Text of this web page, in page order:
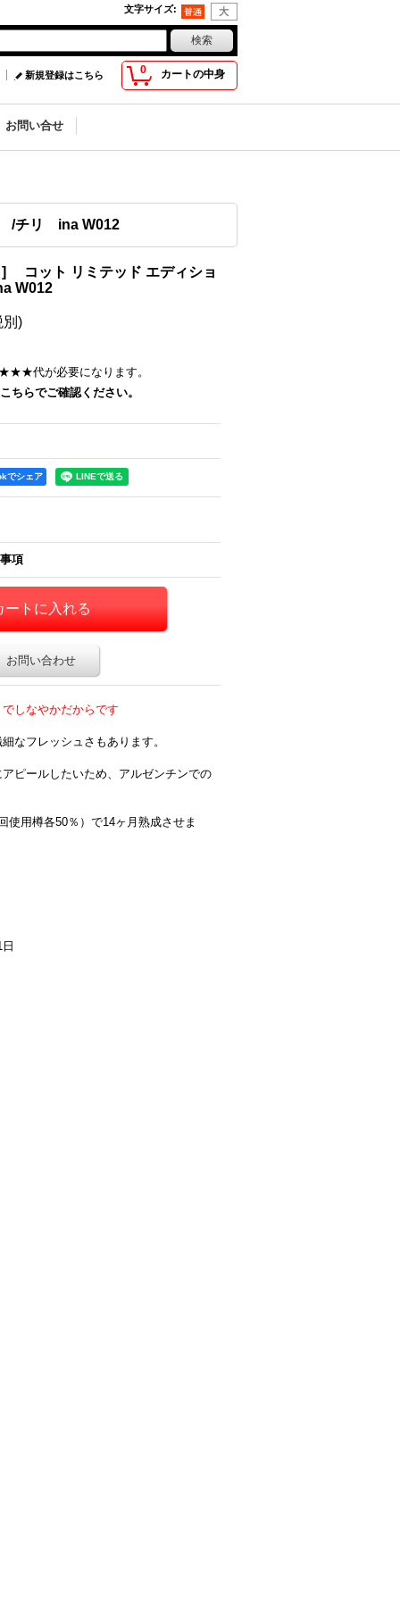
文字サイズ:
0 カートの中身
新規登録はこちら
お問い合せ
/チリ ina W012
] コット リミテッド エディショ
W012
別)
★★★代が必要になります。
ちらでご確認ください。
でシェア
項
お問い合わせ
しなやかだからです
なフレッシュさもあります。
ピールしたいため、アルゼンチンでの
使用樽各50％）で14ヶ月熟成させま